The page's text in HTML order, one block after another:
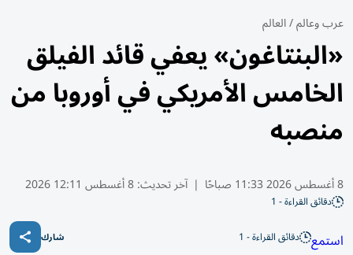
عرب وعالم/العالم
«البنتاغون» يعفي قائد الفيلق
الخامس الأمريكي في أوروبا من
منصبه
8 أغسطس 2026 11:33 صباحًا | آخر تحديث:8 أغسطس 12:11 2026
دقائق القراءة - 1
استمع دقائق القراءة - 1 شارك